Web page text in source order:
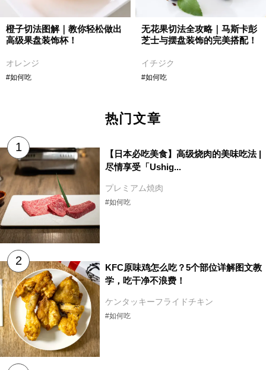
橙子切法图解｜教你轻松做出
高级果盘装饰杯！
オレンジ
#如何吃
无花果切法全攻略｜马斯卡彭
芝士与摆盘装饰的完美搭配！
イチジク
#如何吃
热门文章
【日本必吃美食】高级烧肉的美味吃法 |
尽情享受「Ushig...
プレミアム焼肉
#如何吃
KFC原味鸡怎么吃？5个部位详解图文教
学，吃干净不浪费！
ケンタッキーフライドチキン
#如何吃